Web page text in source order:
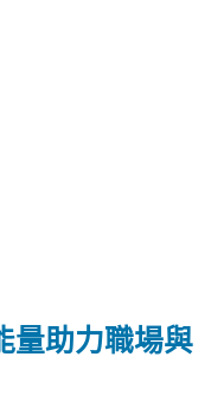
量助力職場與